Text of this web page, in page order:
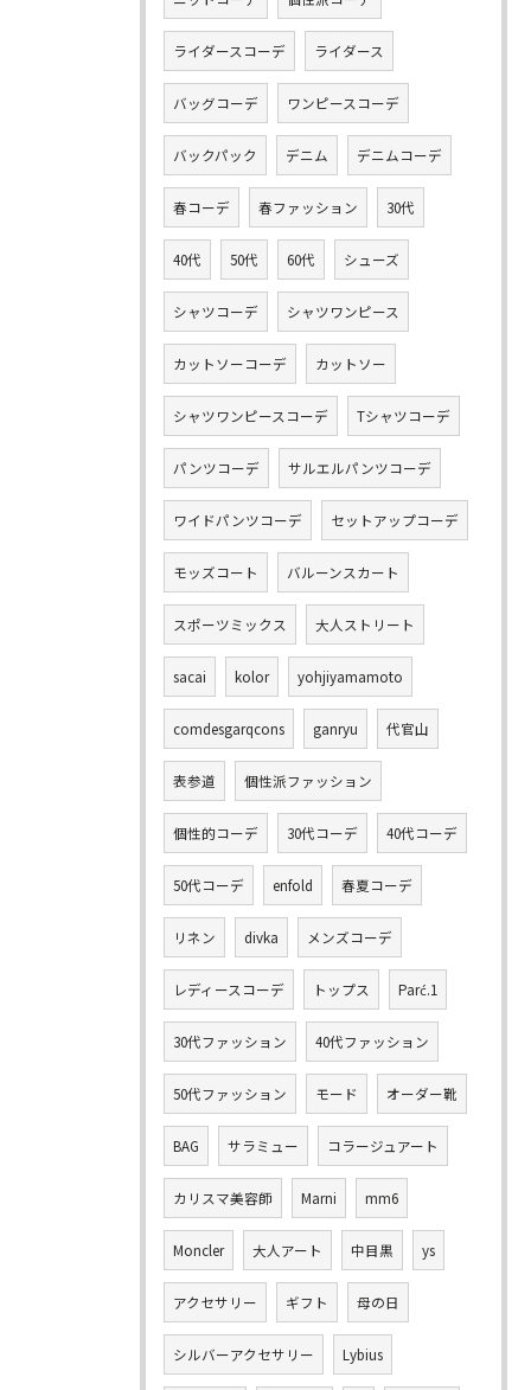
ライダースコーデ ライダース
バッグコーデ ワンピースコーデ
バックパック デニム デニムコーデ
春コーデ 春ファッション 30代
40代 50代 60代 シューズ
シャツコーデ シャツワンピース
カットソーコーデ カットソー
シャツワンピースコーデ Tシャツコーデ
パンツコーデ サルエルパンツコーデ
ワイドパンツコーデ セットアップコーデ
モッズコート バルーンスカート
スポーツミックス 大人ストリート
sacai kolor yohjiyamamoto
comdesgarqcons ganryu 代官山
表参道 個性派ファッション
個性的コーデ 30代コーデ 40代コーデ
50代コーデ enfold 春夏コーデ
リネン divka メンズコーデ
レディースコーデ トップス Parć.1
30代ファッション 40代ファッション
50代ファッション モード オーダー靴
BAG サラミュー コラージュアート
カリスマ美容師 Marni mm6
Moncler 大人アート 中目黒 ys
アクセサリー ギフト 母の日
シルバーアクセサリー Lybius